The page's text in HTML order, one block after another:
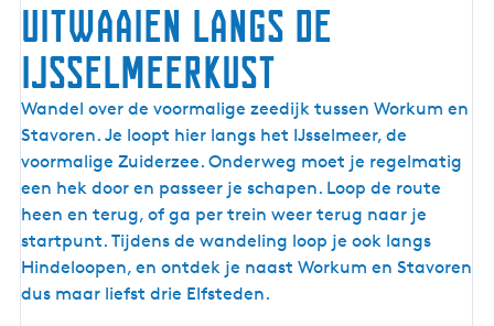
Uitwaaien langs de
IJsselmeerkust
U
i
t
w
a
a
i
e
Wandel over de voormalige zeedijk tussen Workum en
Stavoren. Je loopt hier langs het IJsselmeer, de
voormalige Zuiderzee. Onderweg moet je regelmatig
een hek door en passeer je schapen. Loop de route
heen en terug, of ga per trein weer terug naar je
startpunt. Tijdens de wandeling loop je ook langs
Hindeloopen, en ontdek je naast Workum en Stavoren
dus maar liefst drie Elfsteden.